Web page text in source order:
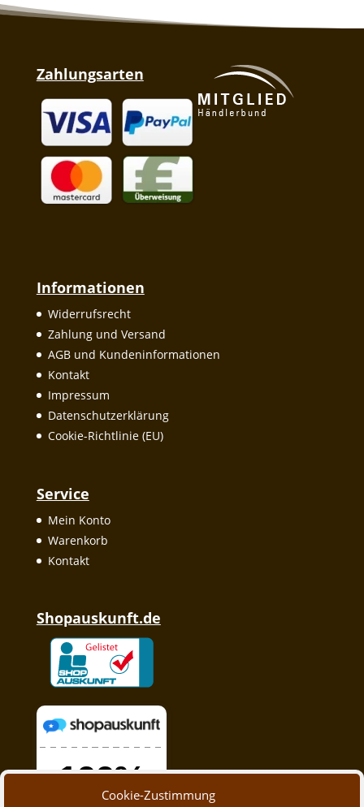
Cookie-Zustimmung
Zahlungsarten
Informationen
Widerrufsrecht
Zahlung und Versand
AGB und Kundeninformationen
Kontakt
Impressum
Datenschutzerklärung
Cookie-Richtlinie (EU)
Service
Mein Konto
Warenkorb
Kontakt
Shopauskunft.de